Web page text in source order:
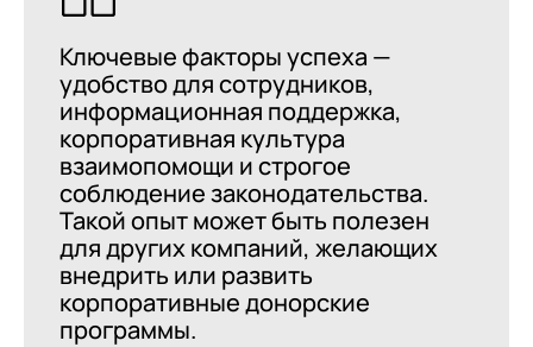
Ключевые факторы успеха —
удобство для сотрудников,
информационная поддержка,
корпоративная культура
взаимопомощи и строгое
соблюдение законодательства.
Такой опыт может быть полезен
для других компаний, желающих
внедрить или развить
корпоративные донорские
программы.